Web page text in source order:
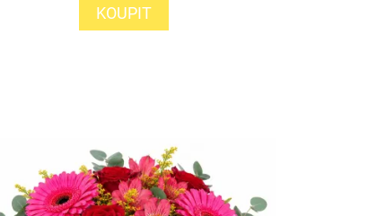
KOUPIT